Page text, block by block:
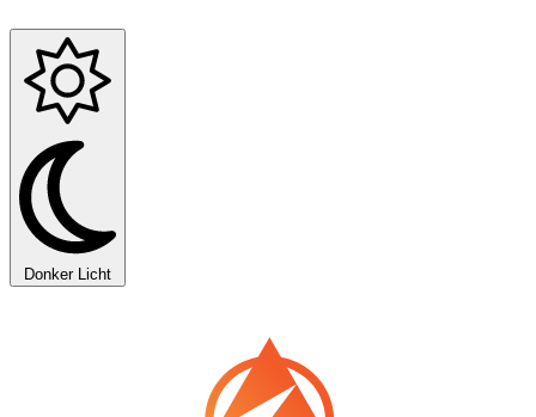
Donker Licht